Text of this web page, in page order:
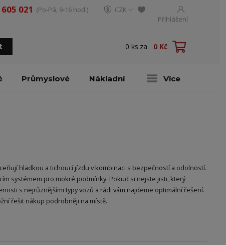
CZK
Přihlášení
021 (Po-Pá, 9-16 hod.)
0 ks za 0 Kč
Průmyslové Nákladní Více
hladkou a tichoucí jízdu v kombinaci s bezpečností a odolností.
systémem pro mokré podmínky. Pokud si nejste jisti, který
s nejrůznějšími typy vozů a rádi vám najdeme optimální řešení.
řešit nákup podrobněji na místě.